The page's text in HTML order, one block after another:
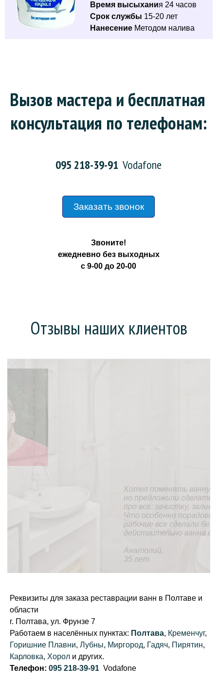
Время высыхания 24 часов
Срок службы 15-20 лет
Нанесение Методом налива
Вызов мастера и бесплатная
консультация по телефонам:
095 218-39-91 Vodafone
Заказать звонок
Звоните!
ежедневно без выходных
с 9-00 до 20-00
Отзывы наших клиентов
Хотел поменять ванну (она у нас еще советская),
но предложили сделать «наливную ванну». На все
про все: зачистку, заливку и высыхание ушел день.
Что особенно порадовало, так это то, что
рабочие все сделали без мусора и пыли. В целом,
действительно ванна стала, как новая.
Реквизиты для заказа реставрации ванн в Полтаве и
области
г. Полтава, ул. Фрунзе 7
Работаем в населённых пунктах: Полтава, Кременчуг,
Горишние Плавни, Лубны, Миргород, Гадяч, Пирятин,
Карловка, Хорол и других.
Телефон: 095 218-39-91 Vodafone